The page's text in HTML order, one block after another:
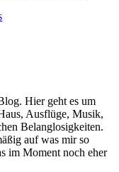
Hier geht es um
Ausflüge, Musik,
Belanglosigkeiten.
auf was mir so
im Moment noch eher